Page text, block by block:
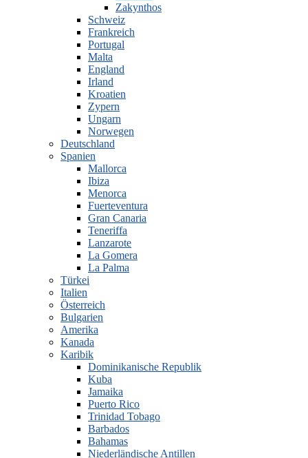
Zakynthos
Schweiz
Frankreich
Portugal
Malta
England
Irland
Kroatien
Zypern
Ungarn
Norwegen
Deutschland
Spanien
Mallorca
Ibiza
Menorca
Fuerteventura
Gran Canaria
Teneriffa
Lanzarote
La Gomera
La Palma
Türkei
Italien
Österreich
Bulgarien
Amerika
Kanada
Karibik
Dominikanische Republik
Kuba
Jamaika
Puerto Rico
Trinidad Tobago
Barbados
Bahamas
Niederländische Antillen